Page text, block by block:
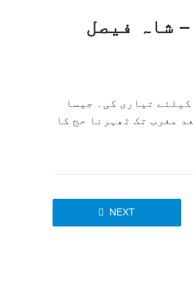
حج 1440 ھ قسط (15) – شاہ فیصل
تیاری کی۔ جیسا
مغرب تک ٹھہرنا حج کا
NEXT